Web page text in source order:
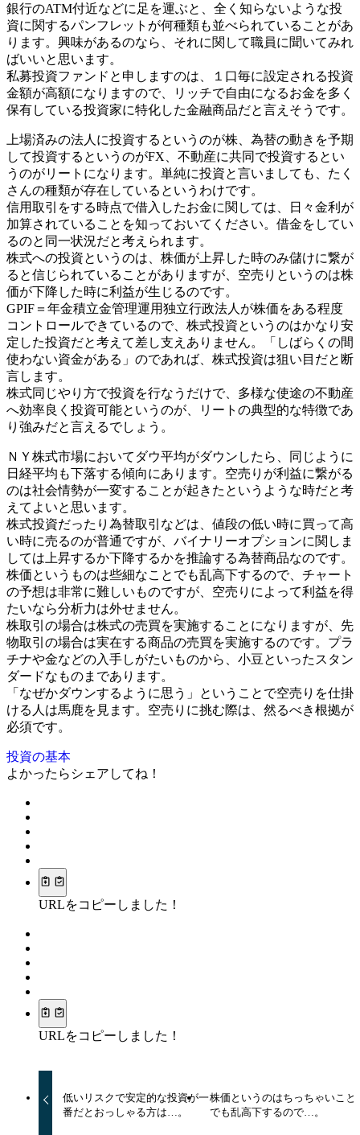
銀行のATM付近などに足を運ぶと、全く知らないような投
資に関するパンフレットが何種類も並べられていることがあ
ります。興味があるのなら、それに関して職員に聞いてみれ
ばいいと思います。
私募投資ファンドと申しますのは、１口毎に設定される投資
金額が高額になりますので、リッチで自由になるお金を多く
保有している投資家に特化した金融商品だと言えそうです。
上場済みの法人に投資するというのが株、為替の動きを予期
して投資するというのがFX、不動産に共同で投資するとい
うのがリートになります。単純に投資と言いましても、たく
さんの種類が存在しているというわけです。
信用取引をする時点で借入したお金に関しては、日々金利が
加算されていることを知っておいてください。借金をしてい
るのと同一状況だと考えられます。
株式への投資というのは、株価が上昇した時のみ儲けに繋が
ると信じられていることがありますが、空売りというのは株
価が下降した時に利益が生じるのです。
GPIF＝年金積立金管理運用独立行政法人が株価をある程度
コントロールできているので、株式投資というのはかなり安
定した投資だと考えて差し支えありません。「しばらくの間
使わない資金がある」のであれば、株式投資は狙い目だと断
言します。
株式同じやり方で投資を行なうだけで、多様な使途の不動産
へ効率良く投資可能というのが、リートの典型的な特徴であ
り強みだと言えるでしょう。
ＮＹ株式市場においてダウ平均がダウンしたら、同じように
日経平均も下落する傾向にあります。空売りが利益に繋がる
のは社会情勢が一変することが起きたというような時だと考
えてよいと思います。
株式投資だったり為替取引などは、値段の低い時に買って高
い時に売るのが普通ですが、バイナリーオプションに関しま
しては上昇するか下降するかを推論する為替商品なのです。
株価というものは些細なことでも乱高下するので、チャート
の予想は非常に難しいものですが、空売りによって利益を得
たいなら分析力は外せません。
株取引の場合は株式の売買を実施することになりますが、先
物取引の場合は実在する商品の売買を実施するのです。プラ
チナや金などの入手しがたいものから、小豆といったスタン
ダードなものまであります。
「なぜかダウンするように思う」ということで空売りを仕掛
ける人は馬鹿を見ます。空売りに挑む際は、然るべき根拠が
必須です。
投資の基本
よかったらシェアしてね！
URLをコピーしました！
URLをコピーしました！
低いリスクで安定的な投資が一
番だとおっしゃる方は…。
株価というのはちっちゃいこと
でも乱高下するので…。